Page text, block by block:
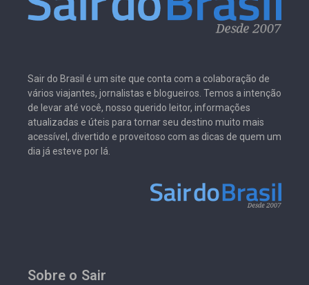
Sair do Brasil é um site que conta com a colaboração de
vários viajantes, jornalistas e blogueiros. Temos a intenção
de levar até você, nosso querido leitor, informações
atualizadas e úteis para tornar seu destino muito mais
acessível, divertido e proveitoso com as dicas de quem um
dia já esteve por lá.
Sobre o Sair